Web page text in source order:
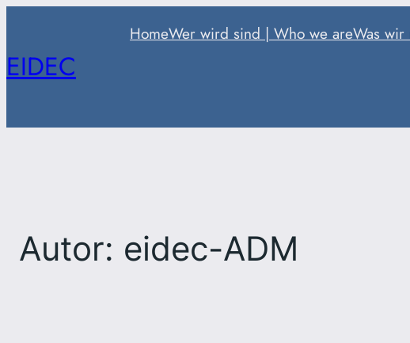
springen
EIDEC
HomeWer wird sind | Who we areWas
Autor: eidec-ADM